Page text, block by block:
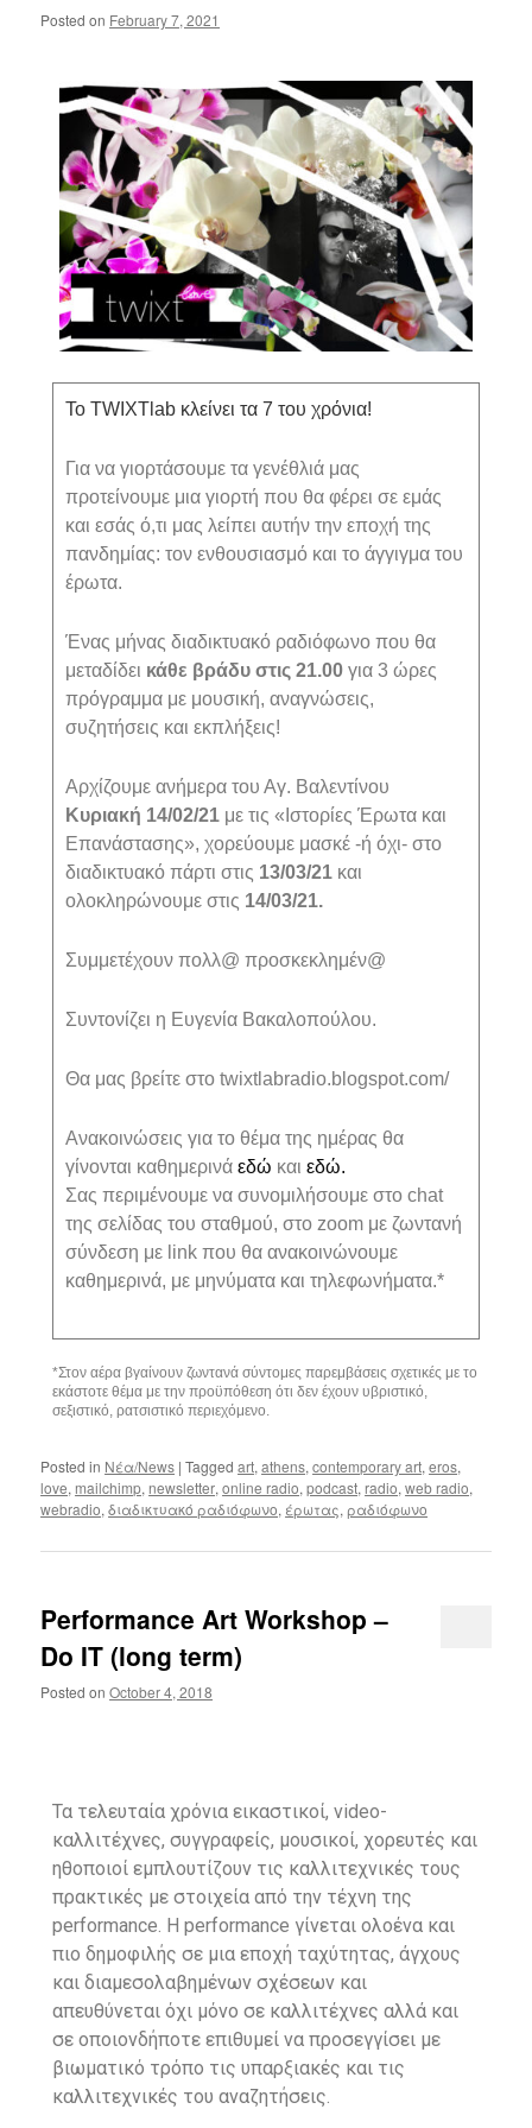
Posted on February 7, 2021
Το TWIXTlab κλείνει τα 7 του χρόνια!
Για να γιορτάσουμε τα γενέθλιά μας
προτείνουμε μια γιορτή που θα φέρει σε εμάς
και εσάς ό,τι μας λείπει αυτήν την εποχή της
πανδημίας: τον ενθουσιασμό και το άγγιγμα του
έρωτα.
Ένας μήνας διαδικτυακό ραδιόφωνο που θα
μεταδίδει κάθε βράδυ στις 21.00 για 3 ώρες
πρόγραμμα με μουσική, αναγνώσεις,
συζητήσεις και εκπλήξεις!
Αρχίζουμε ανήμερα του Αγ. Βαλεντίνου
Κυριακή 14/02/21 με τις «Ιστορίες Έρωτα και
Επανάστασης», χορεύουμε μασκέ -ή όχι- στο
διαδικτυακό πάρτι στις 13/03/21 και
ολοκληρώνουμε στις 14/03/21.
Συμμετέχουν πολλ@ προσκεκλημέν@
Συντονίζει η Ευγενία Βακαλοπούλου.
Θα μας βρείτε στο twixtlabradio.blogspot.com/
Ανακοινώσεις για το θέμα της ημέρας θα
γίνονται καθημερινάεδώ καιεδώ.
Σας περιμένουμε να συνομιλήσουμε στο chat
της σελίδας του σταθμού, στο zoom με ζωντανή
σύνδεση με link που θα ανακοινώνουμε
καθημερινά, με μηνύματα και τηλεφωνήματα.*
*Στον αέρα βγαίνουν ζωντανά σύντομες παρεμβάσεις σχετικές με το
εκάστοτε θέμα με την προϋπόθεση ότι δεν έχουν υβριστικό,
σεξιστικό, ρατσιστικό περιεχόμενο.
Posted in Νέα/News |Tagged art,athens,contemporary art,eros,
love, mailchimp, newsletter,online radio,podcast, radio,web radio,
webradio,διαδικτυακό ραδιόφωνο, έρωτας,ραδιόφωνο
Performance Art Workshop –
Do IΤ (long term)
Posted onOctober 4, 2018
Τα τελευταία χρόνια εικαστικοί, video-
καλλιτέχνες, συγγραφείς, μουσικοί, χορευτές και
ηθοποιοί εμπλουτίζουν τις καλλιτεχνικές τους
πρακτικές με στοιχεία από την τέχνη της
performance. Η performance γίνεται ολοένα και
πιο δημοφιλής σε μια εποχή ταχύτητας, άγχους
και διαμεσολαβημένων σχέσεων και
απευθύνεται όχι μόνο σε καλλιτέχνες αλλά και
σε οποιονδήποτε επιθυμεί να προσεγγίσει με
βιωματικό τρόπο τις υπαρξιακές και τις
καλλιτεχνικές του αναζητήσεις.